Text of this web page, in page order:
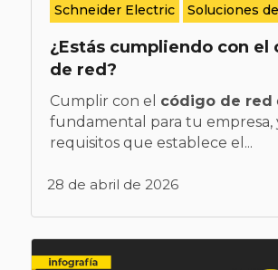
Schneider Electric Soluciones
¿Estás cumpliendo con el
de red?
Cumplir con el código de red
fundamental para tu empresa,
requisitos que establece el...
28 de abril de 2026